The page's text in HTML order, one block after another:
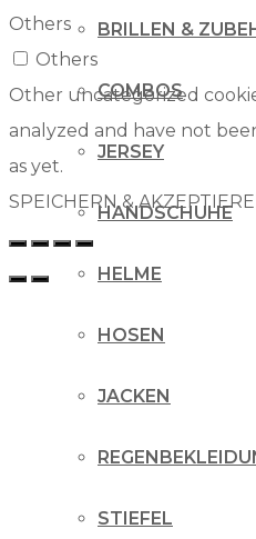
BRILLEN &
COMBOS
JERSEY
HANDSCHUHE
HELME
HOSEN
JACKEN
STIEFEL
Others
Others
Other uncategorized
analyzed and have not
as yet.
SPEICHERN &